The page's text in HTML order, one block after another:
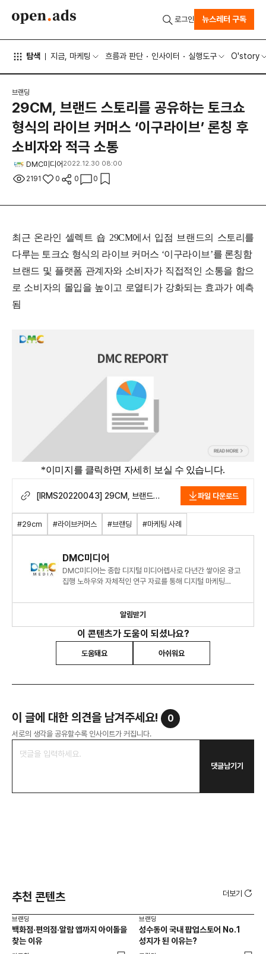
탐색 지금, 마케팅 흐름과 판단 인사이터 실행도구 O'story
로그인 뉴스레터 구독
브랜딩
29CM, 브랜드 스토리를 공유하는 토크쇼
형식의 라이브 커머스 ‘이구라이브’ 론칭 후
소비자와 적극 소통
DMC미디어 2022.12.30 08:00
2191 0 0 0
최근 온라인 셀렉트 숍 29CM에서 입점 브랜드의 스토리를
다루는 토크쇼 형식의 라이브 커머스 ‘이구라이브’를 론칭함
브랜드 및 플랫폼 관계자와 소비자가 직접적인 소통을 함으
로 소비자의 몰입을 높이고 로열티가 강화되는 효과가 예측
됨
*이미지를 클릭하면 자세히 보실 수 있습니다.
[IRMS20220043] 29CM, 브랜드
커머스 ‘이구라이브’ 론칭 후 소비자와
적극 소통.pdf
파일 다운로드
#29cm #라이브커머스 #브랜딩 #마케팅 사례
DMC미디어
DMC미디어는 종합 디지털 미디어렙사로 다년간 쌓아온 광고
집행 노하우와 자체적인 연구 자료를 통해 디지털 마케팅
알림받기
이 콘텐츠가 도움이 되셨나요?
도움돼요 아쉬워요
이 글에 대한 의견을 남겨주세요! 0
서로의 생각을 공유할수록 인사이트가 커집니다.
댓글남기기
추천 콘텐츠 더보기
브랜딩
백화점·편의점·알람 앱까지 아이돌을
찾는 이유
브랜딩
성수동이 국내 팝업스토어 No.1
성지가 된 이유는?